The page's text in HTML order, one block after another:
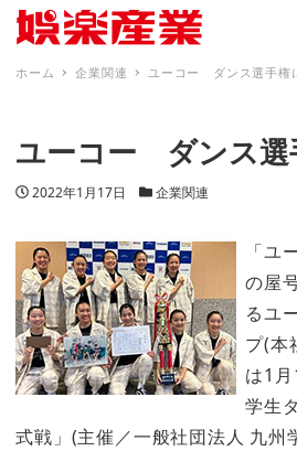
ホーム 企業関連 ユーコー ダンス選手権
ユーコー ダンス選
投稿日
2022年1月17日 カテゴリー
企業関連
「ユ
の屋
るユ
プ(本
は1
学生
式戦」(主催／一般社団法人 九州